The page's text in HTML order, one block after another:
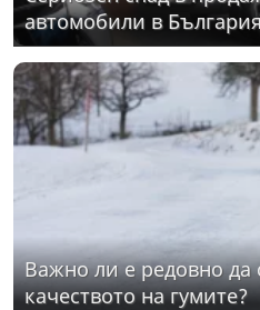
автомобили в
Важно ли е редовно да
качеството на гумите?